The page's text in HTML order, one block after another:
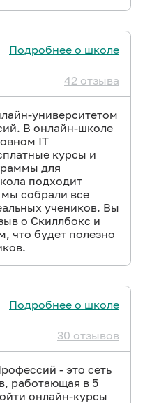
Подробнее о школе
42 отзыва
университетом
В онлайн-школе
IT
курсы и
для
подходит
собрали все
учеников. Вы
о Скиллбокс и
что будет полезно
Подробнее о школе
30 отзывов
- это сеть
работающая в 5
онлайн-курсы